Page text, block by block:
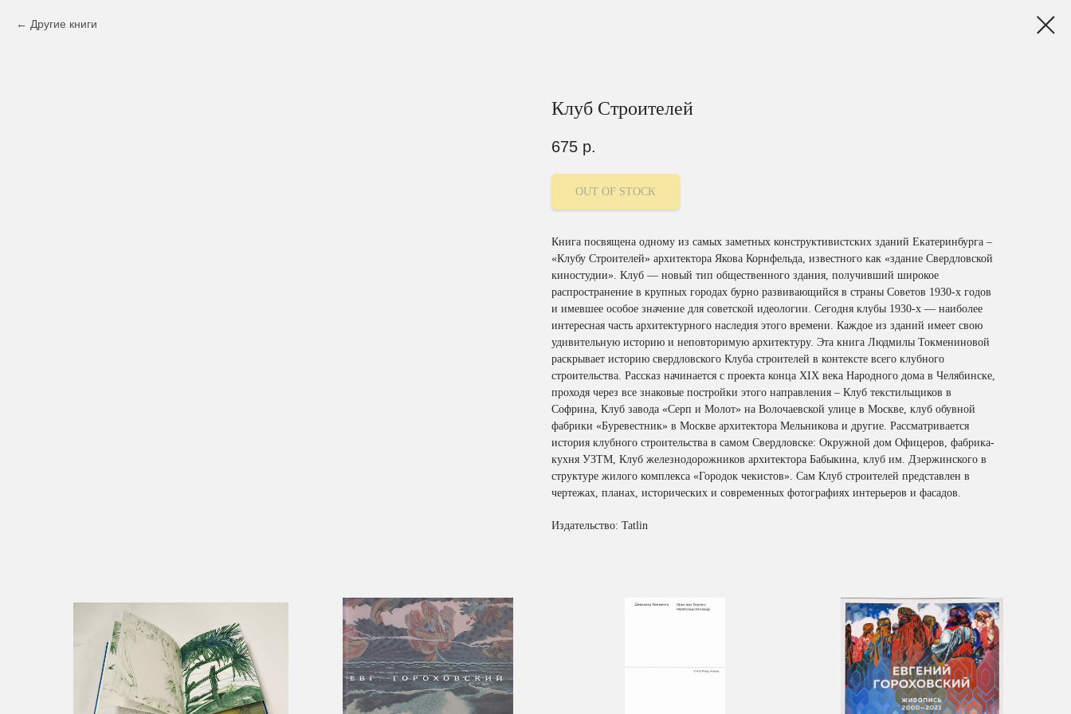
Другие книги
Клуб Строителей
675 р.
OUT OF STOCK
Книга посвящена одному из самых заметных конструктивистских зданий Екатеринбурга –
«Клубу Строителей» архитектора Якова Корнфельда, известного как «здание Свердловской
киностудии». Клуб — новый тип общественного здания, получивший широкое
распространение в крупных городах бурно развивающийся в страны Советов 1930-х годов
и имевшее особое значение для советской идеологии. Сегодня клубы 1930-х — наиболее
интересная часть архитектурного наследия этого времени. Каждое из зданий имеет свою
удивительную историю и неповторимую архитектуру. Эта книга Людмилы Токмениновой
раскрывает историю свердловского Клуба строителей в контексте всего клубного
строительства. Рассказ начинается с проекта конца XIX века Народного дома в Челябинске,
проходя через все знаковые постройки этого направления – Клуб текстильщиков в
Софрина, Клуб завода «Серп и Молот» на Волочаевской улице в Москве, клуб обувной
фабрики «Буревестник» в Москве архитектора Мельникова и другие. Рассматривается
история клубного строительства в самом Свердловске: Окружной дом Офицеров, фабрика-
кухня УЗТМ, Клуб железнодорожников архитектора Бабыкина, клуб им. Дзержинского в
структуре жилого комплекса «Городок чекистов». Сам Клуб строителей представлен в
чертежах, планах, исторических и современных фотографиях интерьеров и фасадов.
Издательство: Tatlin